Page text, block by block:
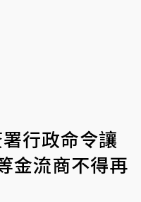
行政命令讓
金流商不得再